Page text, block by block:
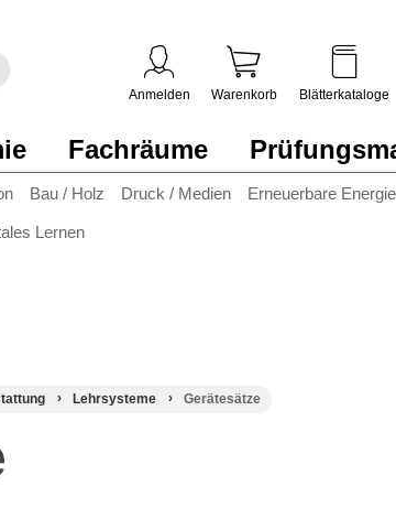
Bau / Holz Druck / Medien Erneuerbare
Lernen
Fachräume
Anmelden Warenkorb Blätterkataloge
Lehrsysteme Gerätesätze